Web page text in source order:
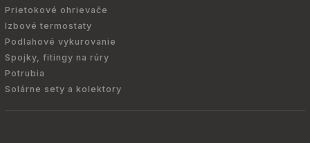
Prietokové ohrievače
Izbové termostaty
Podlahové vykurovanie
Spojky, fitingy na rúry
Potrubia
Solárne sety a kolektory